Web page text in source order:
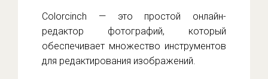
Colorcinch — это простой онлайн-
редактор фотографий, который
обеспечивает множество инструментов
для редактирования изображений.